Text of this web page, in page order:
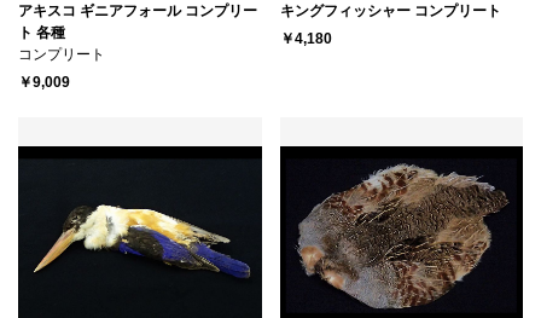
アキスコ ギニアフォール コンプリー
ト 各種
コンプリート
￥9,009
キングフィッシャー コンプリート
￥4,180